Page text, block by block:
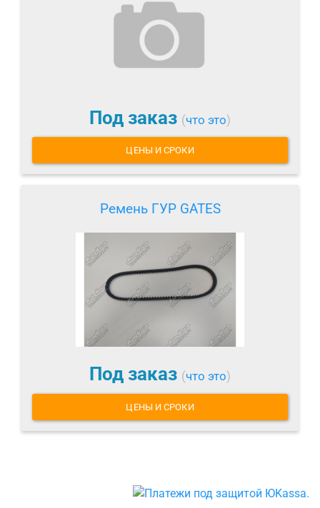
Под заказ (что это)
ЦЕНЫ И СРОКИ
Ремень ГУР GATES
Под заказ (что это)
ЦЕНЫ И СРОКИ